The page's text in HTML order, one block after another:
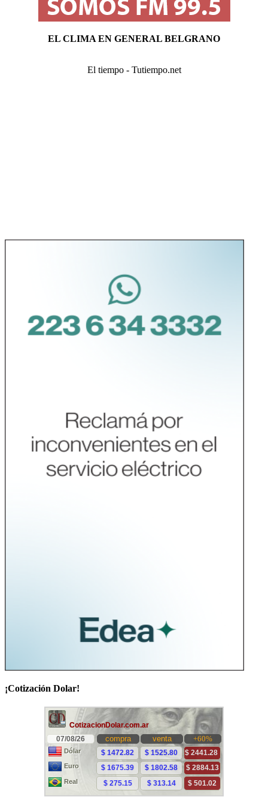
EL CLIMA EN GENERAL BELGRANO
El tiempo - Tutiempo.net
¡Cotización Dolar!